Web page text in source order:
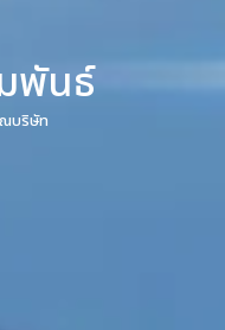
พันธ์
บริษัท